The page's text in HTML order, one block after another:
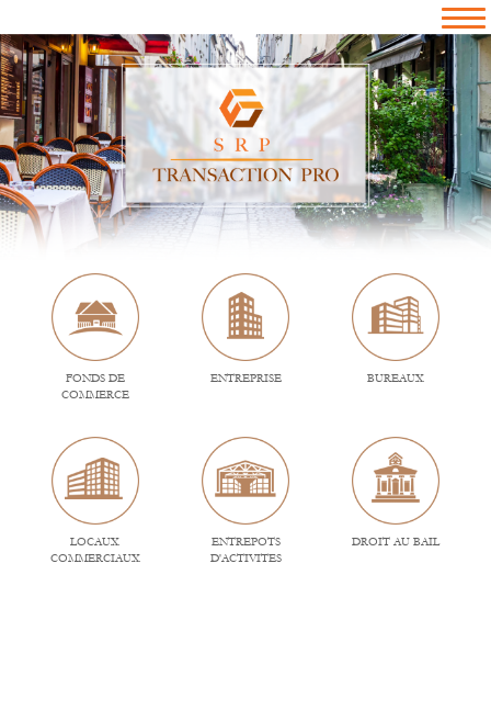
FONDS DE
COMMERCE
ENTREPRISE BUREAUX
LOCAUX
COMMERCIAUX
ENTREPOTS
D'ACTIVITES
DROIT AU BAIL